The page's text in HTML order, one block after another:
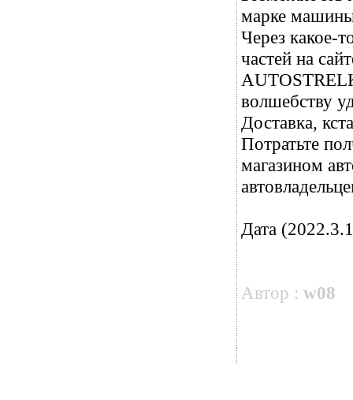
марке
Через какое-
частей на
волшебству
Доставка,
Потратьте
магазином
Дата
Автор : w08